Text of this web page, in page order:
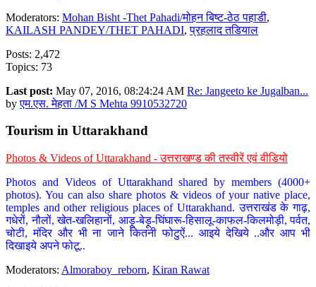
Moderators: Mohan Bisht -Thet Pahadi/मोहन बिष्ट-ठेठ पहाडी,
KAILASH PANDEY/THET PAHADI,प्रहलाद तडियाल
Posts: 2,472
Topics: 73
Last post: May 07, 2016, 08:24:24 AM Re: Jangeeto ke Jugalban...
byएम.एस. मेहता /M S Mehta 9910532720
Tourism in Uttarakhand
Photos & Videos of Uttarakhand - उत्तराखण्ड की तस्वीरें एवं वीडियो
Photos and Videos of Uttarakhand shared by members (4000+
photos). You can also share photos & videos of your native place,
temples and other religious places of Uttarakhand. उत्तराखंड के गाढ़,
गधेरों, नौलों, खेत-खलिहानों, आड़ू-बेड़ू-घिंघारू-हिसालू-काफल-किलमोड़ी, पर्वत,
चोटी, मंदिर और भी ना जाने कितनी फोटुऐं... आइये देखिये ..और आप भी
दिखाइये अपने फोटू..
Moderators: Almoraboy_reborn, Kiran Rawat